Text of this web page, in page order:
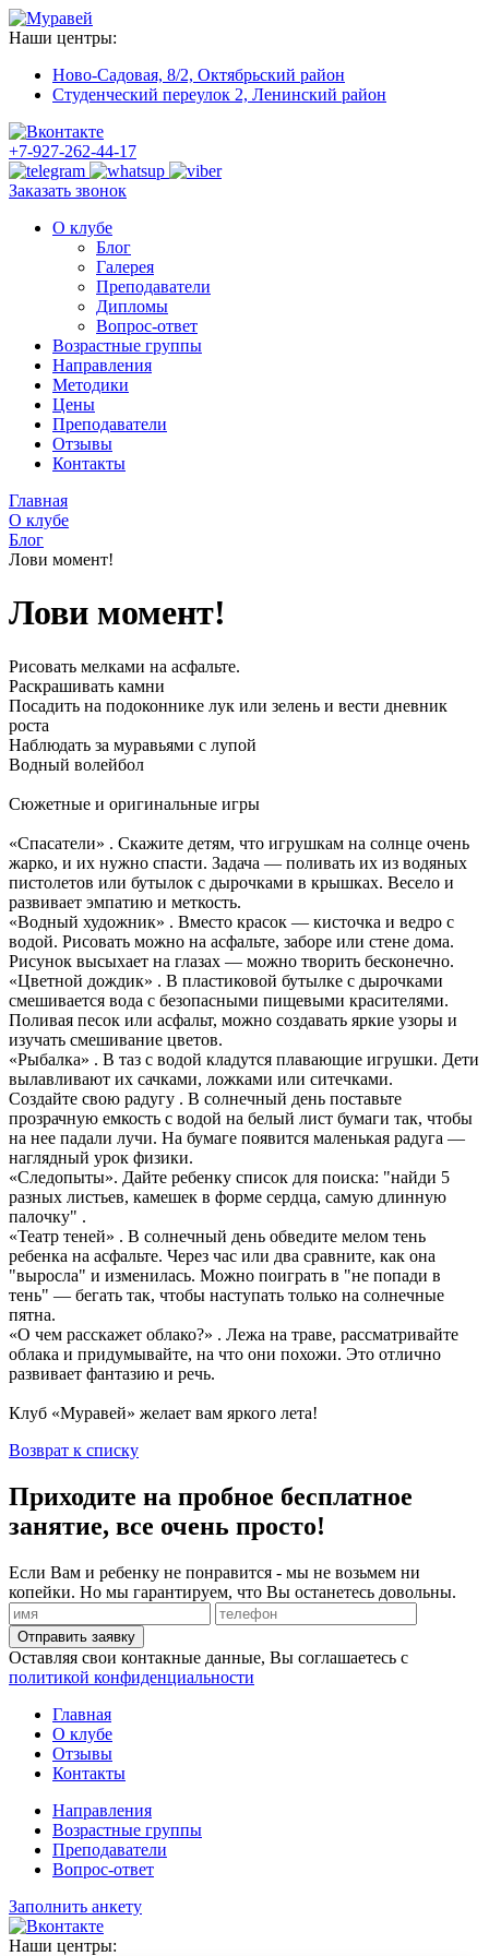
Наши центры:
Ново-Садовая, 8/2, Октябрьский район
Студенческий переулок 2, Ленинский район
+7-927-262-44-17
Заказать звонок
О клубе
Блог
Галерея
Преподаватели
Дипломы
Вопрос-ответ
Возрастные группы
Направления
Методики
Цены
Преподаватели
Отзывы
Контакты
Главная
О клубе
Блог
Лови момент!
Лови момент!
Рисовать мелками на асфальте.
Раскрашивать камни
Посадить на подоконнике лук или зелень и вести дневник
роста
Наблюдать за муравьями с лупой
Водный волейбол
Сюжетные и оригинальные игры
«Спасатели» . Скажите детям, что игрушкам на солнце очень
жарко, и их нужно спасти. Задача — поливать их из водяных
пистолетов или бутылок с дырочками в крышках. Весело и
развивает эмпатию и меткость.
«Водный художник» . Вместо красок — кисточка и ведро с
водой. Рисовать можно на асфальте, заборе или стене дома.
Рисунок высыхает на глазах — можно творить бесконечно.
«Цветной дождик» . В пластиковой бутылке с дырочками
смешивается вода с безопасными пищевыми красителями.
Поливая песок или асфальт, можно создавать яркие узоры и
изучать смешивание цветов.
«Рыбалка» . В таз с водой кладутся плавающие игрушки. Дети
вылавливают их сачками, ложками или ситечками.
Создайте свою радугу . В солнечный день поставьте
прозрачную емкость с водой на белый лист бумаги так, чтобы
на нее падали лучи. На бумаге появится маленькая радуга —
наглядный урок физики.
«Следопыты». Дайте ребенку список для поиска: "найди 5
разных листьев, камешек в форме сердца, самую длинную
палочку" .
«Театр теней» . В солнечный день обведите мелом тень
ребенка на асфальте. Через час или два сравните, как она
"выросла" и изменилась. Можно поиграть в "не попади в
тень" — бегать так, чтобы наступать только на солнечные
пятна.
«О чем расскажет облако?» . Лежа на траве, рассматривайте
облака и придумывайте, на что они похожи. Это отлично
развивает фантазию и речь.
Клуб «Муравей» желает вам яркого лета!
Возврат к списку
Приходите на пробное бесплатное
занятие, все очень просто!
Если Вам и ребенку не понравится - мы не возьмем ни
копейки. Но мы гарантируем, что Вы останетесь довольны.
Отправить заявку
Оставляя свои контакные данные, Вы соглашаетесь с
политикой конфиденциальности
Главная
О клубе
Отзывы
Контакты
Направления
Возрастные группы
Преподаватели
Вопрос-ответ
Заполнить анкету
Наши центры: